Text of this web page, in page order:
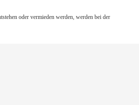
oder vermieden werden, werden bei der